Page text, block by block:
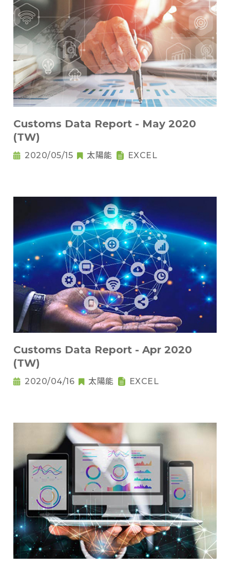
Customs Data Report - May 2020
(TW)
2020/05/15 太陽能 EXCEL
Customs Data Report - Apr 2020
(TW)
2020/04/16 太陽能 EXCEL